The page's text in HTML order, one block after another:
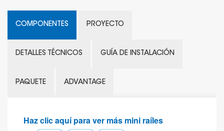
COMPONENTES PROYECTO
DETALLES TÉCNICOS GUÍA DE INSTALACIÓN
PAQUETE ADVANTAGE
Haz clic aquí para ver más mini raíles